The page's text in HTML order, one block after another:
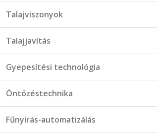
Talajviszonyok
Talajjavítás
Gyepesítési technológia
Öntözéstechnika
Fűnyírás-automatizálás